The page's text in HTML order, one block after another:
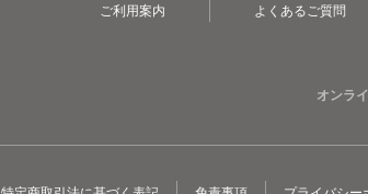
ご利用案内 よくあるご質問
オンラ